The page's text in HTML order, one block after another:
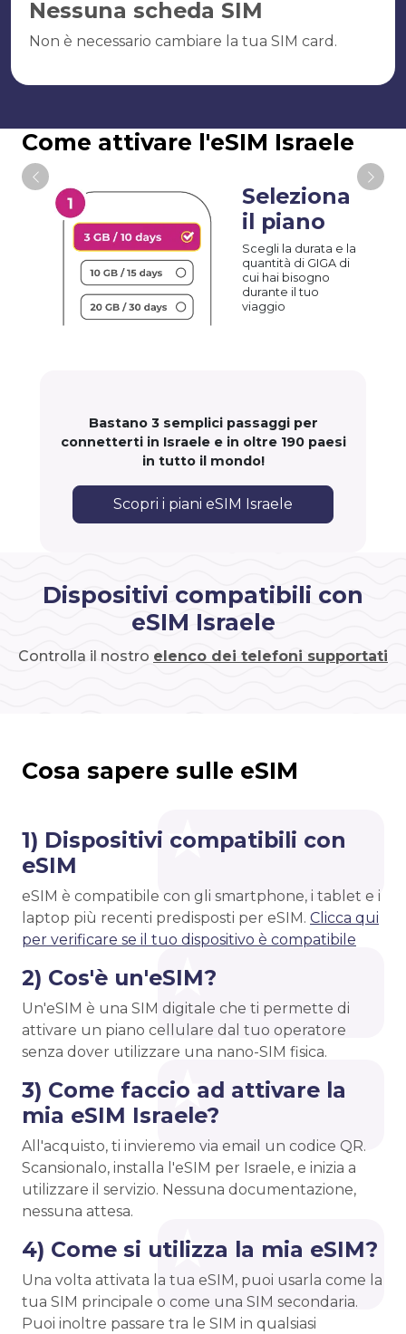
Nessuna scheda SIM
Non è necessario cambiare la tua SIM card.
Come attivare l'eSIM Israele
Seleziona
il piano
Scegli la durata e la
quantità di GIGA di
cui hai bisogno
durante il tuo
viaggio
Bastano 3 semplici passaggi per
connetterti in Israele e in oltre 190 paesi
in tutto il mondo!
Scopri i piani eSIM Israele
Dispositivi compatibili con
eSIM Israele
Controlla il nostro elenco dei telefoni supportati
Cosa sapere sulle eSIM
1) Dispositivi compatibili con
eSIM
eSIM è compatibile con gli smartphone, i tablet e i
laptop più recenti predisposti per eSIM. Clicca qui
per verificare se il tuo dispositivo è compatibile
2) Cos'è un'eSIM?
Un'eSIM è una SIM digitale che ti permette di
attivare un piano cellulare dal tuo operatore
senza dover utilizzare una nano-SIM fisica.
3) Come faccio ad attivare la
mia eSIM Israele?
All'acquisto, ti invieremo via email un codice QR.
Scansionalo, installa l'eSIM per Israele, e inizia a
utilizzare il servizio. Nessuna documentazione,
nessuna attesa.
4) Come si utilizza la mia eSIM?
Una volta attivata la tua eSIM, puoi usarla come la
tua SIM principale o come una SIM secondaria.
Puoi inoltre passare tra le SIM in qualsiasi